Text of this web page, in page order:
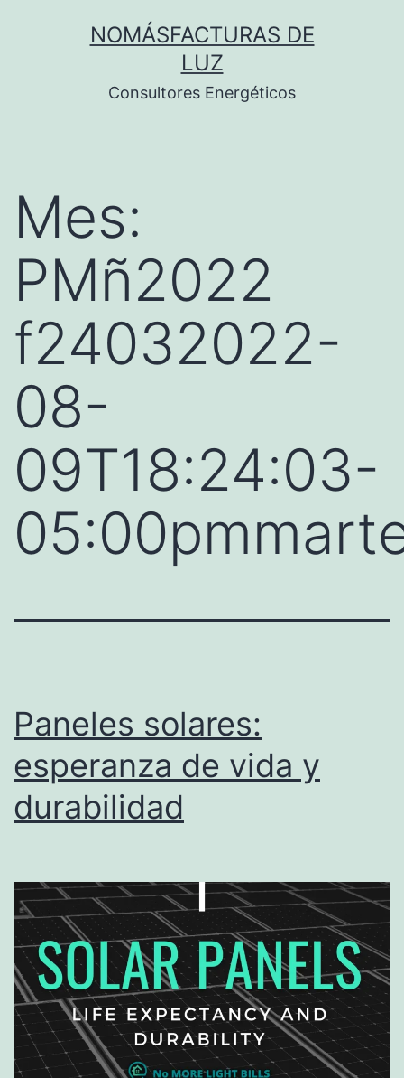
NOMÁSFACTURAS DE
LUZ
Consultores Energéticos
Mes:
PMñ2022
f24032022-
08-
09T18:24:03-
Paneles solares:
esperanza de vida y
durabilidad